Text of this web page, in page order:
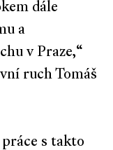
dále
a
v Praze,“
ruch Tomáš
s takto